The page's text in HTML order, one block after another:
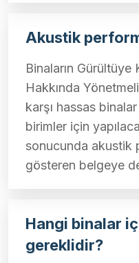
Akustik
Binaların Gürültüye
Hakkında
karşı hassas
birimler için
sonucunda akustik
gösteren belgeye
Hangi binalar
gereklidir?